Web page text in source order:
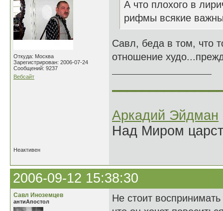
Откуда: Москва
Зарегистрирован: 2006-07-24
Сообщений: 9237
Вебсайт
А что плохого в
рифмы всякие
Савл, беда в том, что
отношение
Аркадий Эйдман
Над Миром
Неактивен
2006-09-12 15:38:30
Савл Иноземцев
антиАпостол
Не стоит